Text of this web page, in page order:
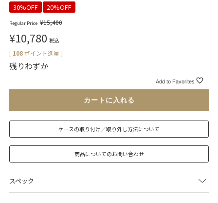
30%OFF 20%OFF
Regular Price ¥15,400
¥10,780 税込
[ 108ポイント進呈 ]
残りわずか
Add to Favorites
カートに入れる
ケースの取り付け／取り外し方法について
商品についてのお問い合わせ
スペック